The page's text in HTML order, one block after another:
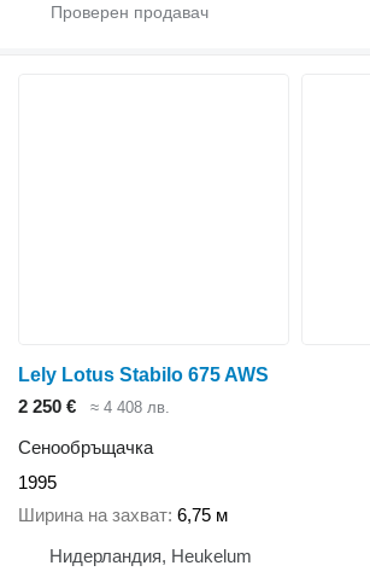
Lely Lotus Stabilo 675 AWS
2 250 €
≈ 4 408 лв.
Сенообръщачка
1995
Ширина на захват 6,75 м
Нидерландия, Heukelum